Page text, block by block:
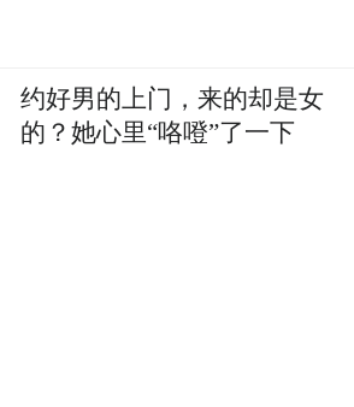
约好男的上门，来的却是女
的？她心里“咯噔”了一下